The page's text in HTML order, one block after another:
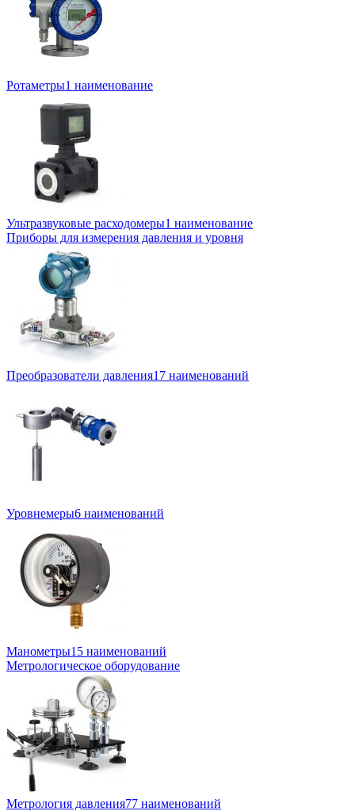
Ротаметры1 наименование
Ультразвуковые расходомеры1 наименование
Приборы для измерения давления и уровня
Преобразователи давления17 наименований
Уровнемеры6 наименований
Манометры15 наименований
Метрологическое оборудование
Метрология давления77 наименований